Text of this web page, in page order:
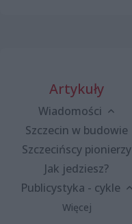
Artykuły
Wiadomości
Szczecin w budowie
Szczecińscy pionierzy
Jak jedziesz?
Publicystyka - cykle
Więcej